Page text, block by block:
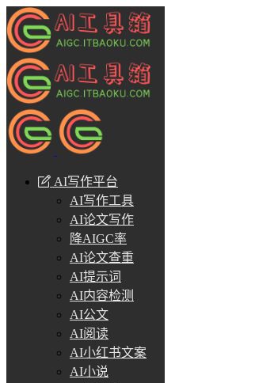
AI写作平台
AI写作工具
AI论文写作
降AIGC率
AI论文查重
AI提示词
AI内容检测
AI公文
AI阅读
AI小红书文案
AI小说